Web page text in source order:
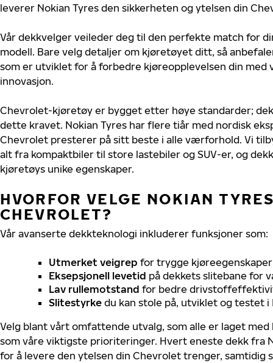
leverer Nokian Tyres den sikkerheten og ytelsen din
Vår dekkvelger veileder deg til den perfekte match for
modell. Bare velg detaljer om kjøretøyet ditt, så
som er utviklet for å forbedre kjøreopplevelsen din med
innovasjon.
Chevrolet-kjøretøy er bygget etter høye standarder;
dette kravet. Nokian Tyres har flere tiår med nordisk
Chevrolet presterer på sitt beste i alle værforhold. Vi
alt fra kompaktbiler til store lastebiler og SUV-er, og
kjøretøys unike egenskaper.
HVORFOR VELGE NOKIAN
CHEVROLET?
Vår avanserte dekkteknologi inkluderer funksjoner som:
Utmerket veigrep for trygge
Eksepsjonell levetid på dekkets slitebane for
Lav rullemotstand for bedre
Slitestyrke du kan stole på, utviklet og testet i
Velg blant vårt omfattende utvalg, som alle er laget
som våre viktigste prioriteringer. Hvert eneste dekk fra
for å levere den ytelsen din Chevrolet trenger, samtidig